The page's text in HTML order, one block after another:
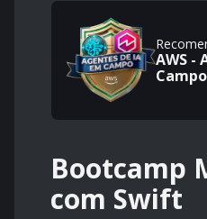
AWS -
Campo
Bootcamp
com Swift